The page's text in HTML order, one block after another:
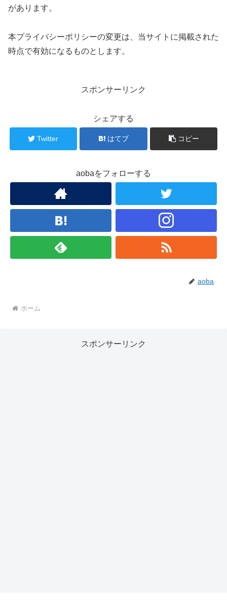
があります。
本プライバシーポリシーの変更は、当サイトに掲載された
時点で有効になるものとします。
スポンサーリンク
シェアする
Twitter はてブ コピー
aobaをフォローする
aoba
ホーム
スポンサーリンク